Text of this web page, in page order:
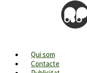
Qui som
Contacte